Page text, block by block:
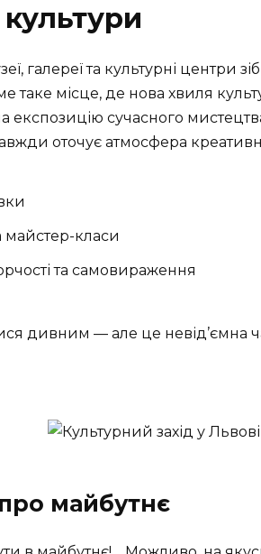
галереї та культурні центри
таке місце, де нова хвиля
експозицію сучасного
оточує атмосфера
майстер-класи
та самовираження
дивним — але це невід’ємна
майбутнє